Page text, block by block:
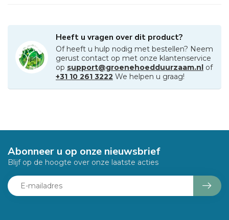
Heeft u vragen over dit product?
Of heeft u hulp nodig met bestellen? Neem
gerust contact op met onze klantenservice
op support@groenehoedduurzaam.nl of
+31 10 261 3222 We helpen u graag!
Abonneer u op onze nieuwsbrief
Blijf op de hoogte over onze laatste acties